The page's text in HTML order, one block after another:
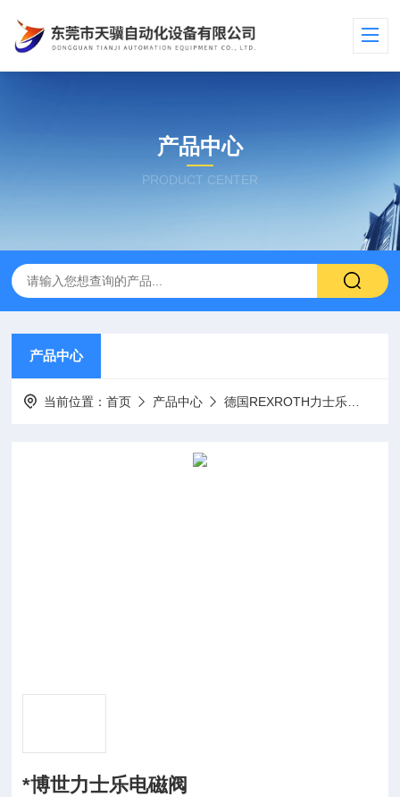
产品中心
PRODUCT CENTER
产品中心
当前位置：首页 产品中心 德国REXROTH力士乐
*博世力士乐电磁阀